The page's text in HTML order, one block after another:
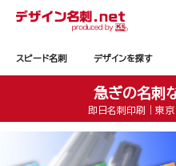
スピード名刺 デザインを探す
急ぎの名刺
即日名刺印刷｜東京